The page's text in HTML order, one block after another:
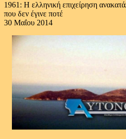
1961: Η ελληνική επιχείρηση
που δεν έγινε ποτέ
30 Μαΐου 2014